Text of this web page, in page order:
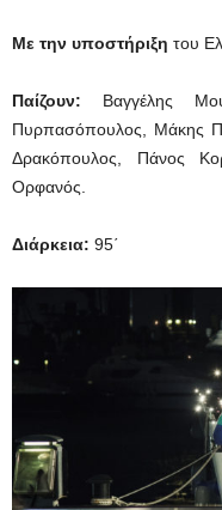
Με την υποστήριξη του
Παίζουν: Βαγγέλης
Πυρπασόπουλος, Μάκης
Δρακόπουλος, Πάνος
Ορφανός.
Διάρκεια: 95΄